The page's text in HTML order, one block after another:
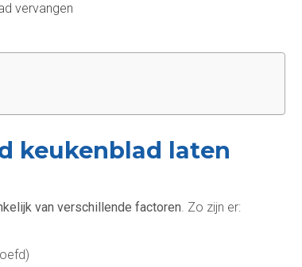
vervangen
keukenblad laten
van verschillende factoren. Zo zijn er: